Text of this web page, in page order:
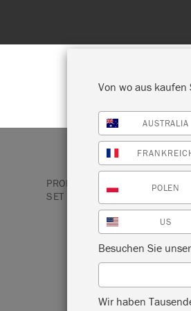
ALLE
PRODUKTE PINSEL UND
SET
Von wo aus kaufen
AUSTRALIA
POLEN
US
Besuchen Sie
Wir haben